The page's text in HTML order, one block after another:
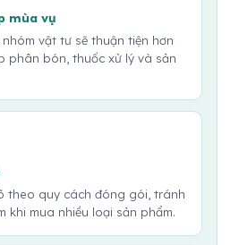
mùa vụ
vật tư sẽ thuận tiện hơn
phân bón, thuốc xử lý và sản
theo quy cách đóng gói, tránh
khi mua nhiều loại sản phẩm.